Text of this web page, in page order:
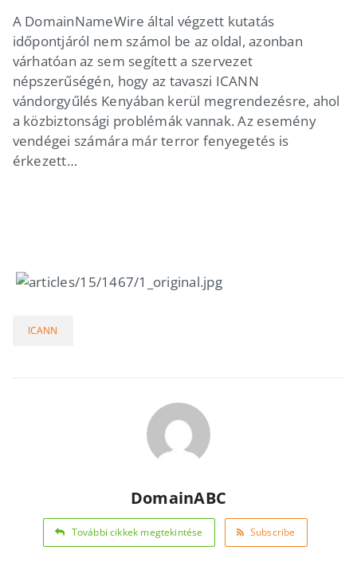
A DomainNameWire által végzett kutatás
időpontjáról nem számol be az oldal, azonban
várhatóan az sem segített a szervezet
népszerűségén, hogy az tavaszi ICANN
vándorgyűlés Kenyában kerül megrendezésre, ahol
a közbiztonsági problémák vannak. Az esemény
vendégei számára már terror fenyegetés is
érkezett…
ICANN
DomainABC
További cikkek megtekintése Subscribe